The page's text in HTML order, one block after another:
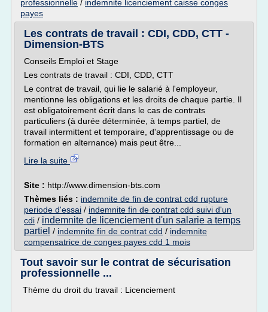
professionnelle / indemnite licenciement caisse conges
payes
Les contrats de travail : CDI, CDD, CTT -
Dimension-BTS
Conseils Emploi et Stage
Les contrats de travail : CDI, CDD, CTT
Le contrat de travail, qui lie le salarié à l'employeur,
mentionne les obligations et les droits de chaque partie. Il
est obligatoirement écrit dans le cas de contrats
particuliers (à durée déterminée, à temps partiel, de
travail intermittent et temporaire, d'apprentissage ou de
formation en alternance) mais peut être...
Lire la suite
Site : http://www.dimension-bts.com
Thèmes liés : indemnite de fin de contrat cdd rupture
periode d'essai / indemnite fin de contrat cdd suivi d'un
cdi / indemnite de licenciement d'un salarie a temps
partiel / indemnite fin de contrat cdd / indemnite
compensatrice de conges payes cdd 1 mois
Tout savoir sur le contrat de sécurisation
professionnelle ...
Thème du droit du travail : Licenciement